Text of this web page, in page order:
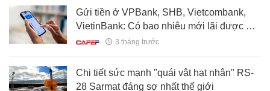
Gửi tiền ở VPBank, SHB, Vietcombank,
VietinBank: Có bao nhiêu mới lãi được 20
triệu/tháng?3 tháng trước
Chi tiết sức mạnh "quái vật hạt nhân" RS-
28 Sarmat đáng sợ nhất thế giới